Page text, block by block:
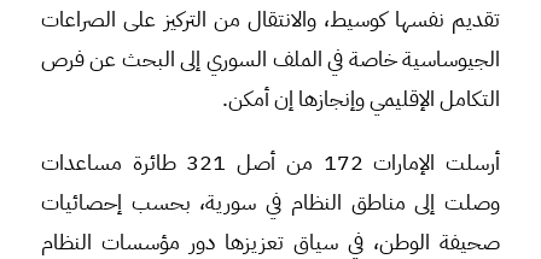
تقديم نفسها كوسيط، والانتقال من التركيز على الصراعات
الجيوساسية خاصة في الملف السوري إلى البحث عن فرص
التكامل الإقليمي وإنجازها إن أمكن.
أرسلت الإمارات 172 من أصل 321 طائرة مساعدات
وصلت إلى مناطق النظام في سورية، بحسب إحصائيات
صحيفة الوطن، في سياق تعزيزها دور مؤسسات النظام